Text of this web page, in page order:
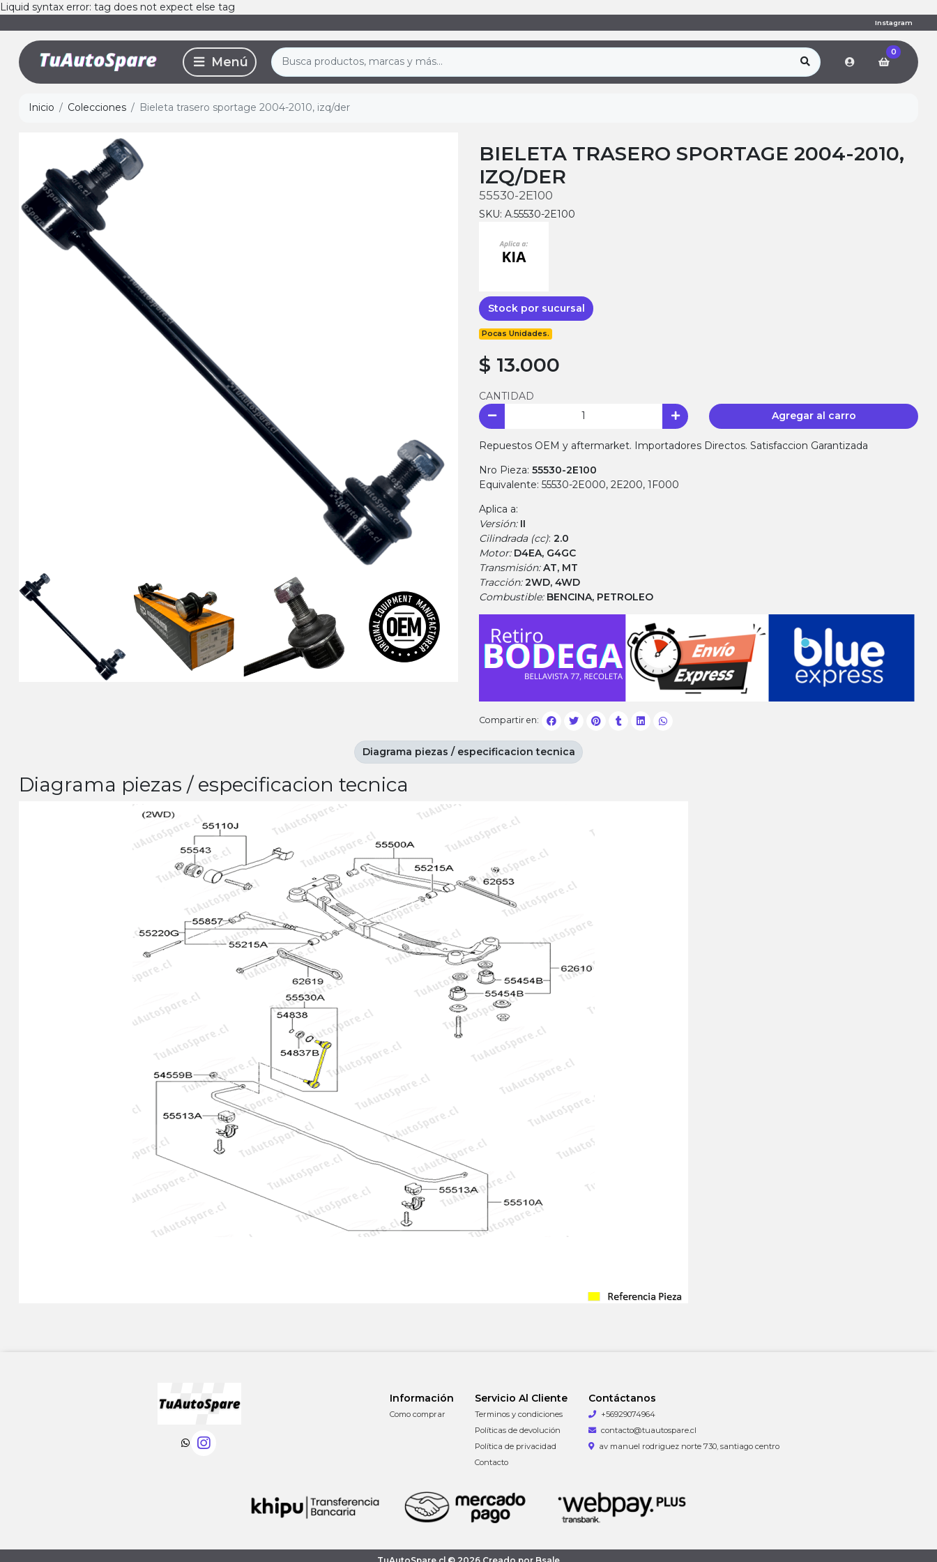
Liquid syntax error: tag does not expect else tag
Instagram
0
Inicio Colecciones Bieleta trasero sportage 2004-2010, izq/der
BIELETA TRASERO SPORTAGE 2004-2010,
IZQ/DER
55530-2E100
SKU: A.55530-2E100
Stock por sucursal
Pocas Unidades.
$ 13.000
CANTIDAD
Agregar al carro
Repuestos OEM y aftermarket. Importadores Directos. Satisfaccion Garantizada
Nro Pieza: 55530-2E100
Equivalente: 55530-2E000, 2E200, 1F000
Aplica a:
Versión: II
Cilindrada (cc): 2.0
Motor: D4EA, G4GC
Transmisión:AT, MT
Tracción:2WD, 4WD
Combustible: BENCINA, PETROLEO
Compartir en:
Diagrama piezas / especificacion tecnica
Diagrama piezas / especificacion tecnica
Información
Como comprar
Servicio Al Cliente
Terminos y condiciones
Políticas de devolución
Política de privacidad
Contacto
Contáctanos
+56929074964
contacto@tuautospare.cl
av manuel rodriguez norte 730, santiago centro